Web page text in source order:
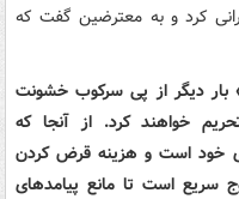
کرد و به معترضین گفت که
بار دیگر از پی سرکوب خشونت
خواهند کرد. از آنجا که
خود است و هزینه قرض کردن
سریع است تا مانع پیامد‌های